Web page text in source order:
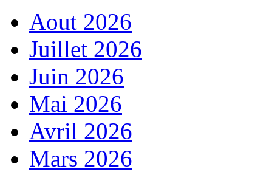
Aout 2026
Juillet 2026
Juin 2026
Mai 2026
Avril 2026
Mars 2026